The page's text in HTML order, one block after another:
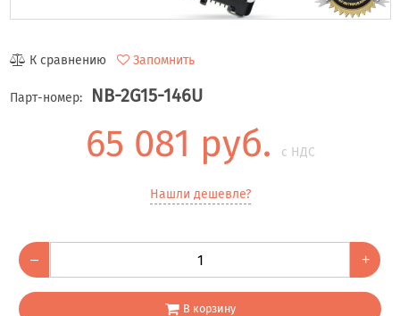
К сравнению Запомнить
Парт-номер: NB-2G15-146U
65 081 руб. с НДС
Нашли дешевле?
– +
В корзину